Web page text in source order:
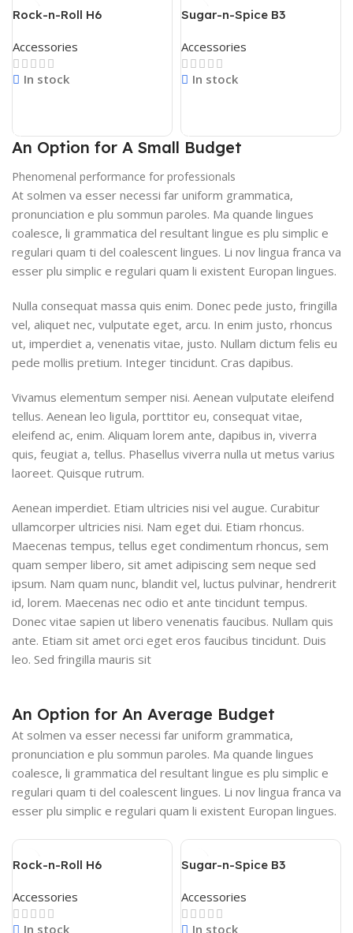
Rock-n-Roll H6
Accessories
In stock
Sugar-n-Spice B3
Accessories
In stock
An Option for A Small Budget
Phenomenal performance for professionals
At solmen va esser necessi far uniform grammatica,
pronunciation e plu sommun paroles. Ma quande lingues
coalesce, li grammatica del resultant lingue es plu simplic e
regulari quam ti del coalescent lingues. Li nov lingua franca va
esser plu simplic e regulari quam li existent Europan lingues.
Nulla consequat massa quis enim. Donec pede justo, fringilla
vel, aliquet nec, vulputate eget, arcu. In enim justo, rhoncus
ut, imperdiet a, venenatis vitae, justo. Nullam dictum felis eu
pede mollis pretium. Integer tincidunt. Cras dapibus.
Vivamus elementum semper nisi. Aenean vulputate eleifend
tellus. Aenean leo ligula, porttitor eu, consequat vitae,
eleifend ac, enim. Aliquam lorem ante, dapibus in, viverra
quis, feugiat a, tellus. Phasellus viverra nulla ut metus varius
laoreet. Quisque rutrum.
Aenean imperdiet. Etiam ultricies nisi vel augue. Curabitur
ullamcorper ultricies nisi. Nam eget dui. Etiam rhoncus.
Maecenas tempus, tellus eget condimentum rhoncus, sem
quam semper libero, sit amet adipiscing sem neque sed
ipsum. Nam quam nunc, blandit vel, luctus pulvinar, hendrerit
id, lorem. Maecenas nec odio et ante tincidunt tempus.
Donec vitae sapien ut libero venenatis faucibus. Nullam quis
ante. Etiam sit amet orci eget eros faucibus tincidunt. Duis
leo. Sed fringilla mauris sit
An Option for An Average Budget
At solmen va esser necessi far uniform grammatica,
pronunciation e plu sommun paroles. Ma quande lingues
coalesce, li grammatica del resultant lingue es plu simplic e
regulari quam ti del coalescent lingues. Li nov lingua franca va
esser plu simplic e regulari quam li existent Europan lingues.
Rock-n-Roll H6
Accessories
In stock
Sugar-n-Spice B3
Accessories
In stock